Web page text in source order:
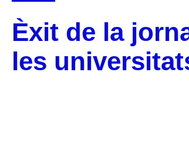
Èxit de la
les